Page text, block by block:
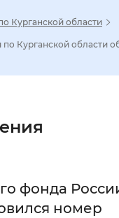
С засечками
Курганской области
Курганской области
фонда
номер